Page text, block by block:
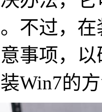
不过，
事项，
Win7的